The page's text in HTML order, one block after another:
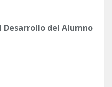
Desarrollo del Alumno